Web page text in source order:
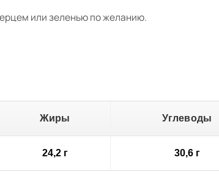
или зеленью по желанию.
Жиры Углеводы
24,2 г 30,6 г